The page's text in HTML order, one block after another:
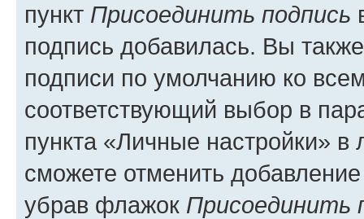
пункт Присоединить подпись
подпись добавилась. Вы
подписи по умолчанию ко
соответствующий выбор в
пункта «Личные настройки»
сможете отменить
убрав флажок Присоединить